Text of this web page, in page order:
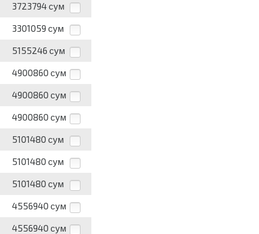
3723794 сум
3301059 сум
5155246 сум
4900860 сум
4900860 сум
4900860 сум
5101480 сум
5101480 сум
5101480 сум
4556940 сум
4556940 сум